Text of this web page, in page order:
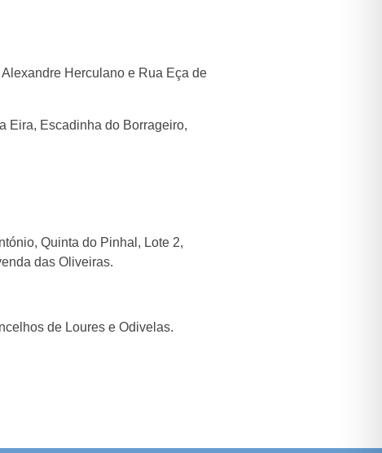
Herculano e Rua Eça de
Eira, Escadinha do Borrageiro,
Quinta do Pinhal, Lote 2,
das Oliveiras.
de Loures e Odivelas.